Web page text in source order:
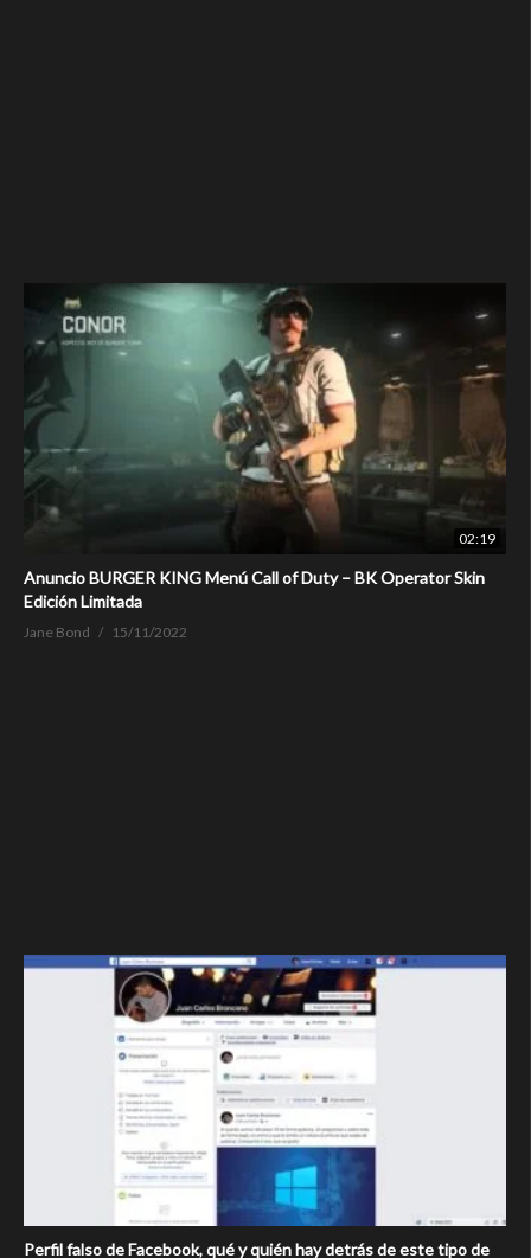
02:19
Anuncio BURGER KING Menú Call of Duty – BK Operator Skin
Edición Limitada
Jane Bond 15/11/2022
Perfil falso de Facebook, qué y quién hay detrás de este tipo de